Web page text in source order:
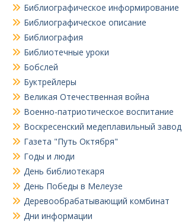
Библиографическое информирование
Библиографическое описание
Библиография
Библиотечные уроки
Бобслей
Буктрейлеры
Великая Отечественная война
Военно-патриотическое воспитание
Воскресенский медеплавильный завод
Газета "Путь Октября"
Годы и люди
День библиотекаря
День Победы в Мелеузе
Деревообрабатывающий комбинат
Дни информации